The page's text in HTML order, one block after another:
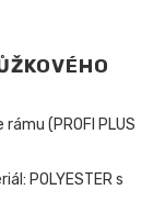
(PROFI PLUS
POLYESTER s